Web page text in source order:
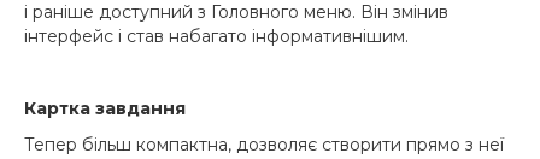
і раніше доступний з Головного меню. Він змінив
інтерфейс і став набагато інформативнішим.
Картка завдання
Тепер більш компактна, дозволяє створити прямо з неї